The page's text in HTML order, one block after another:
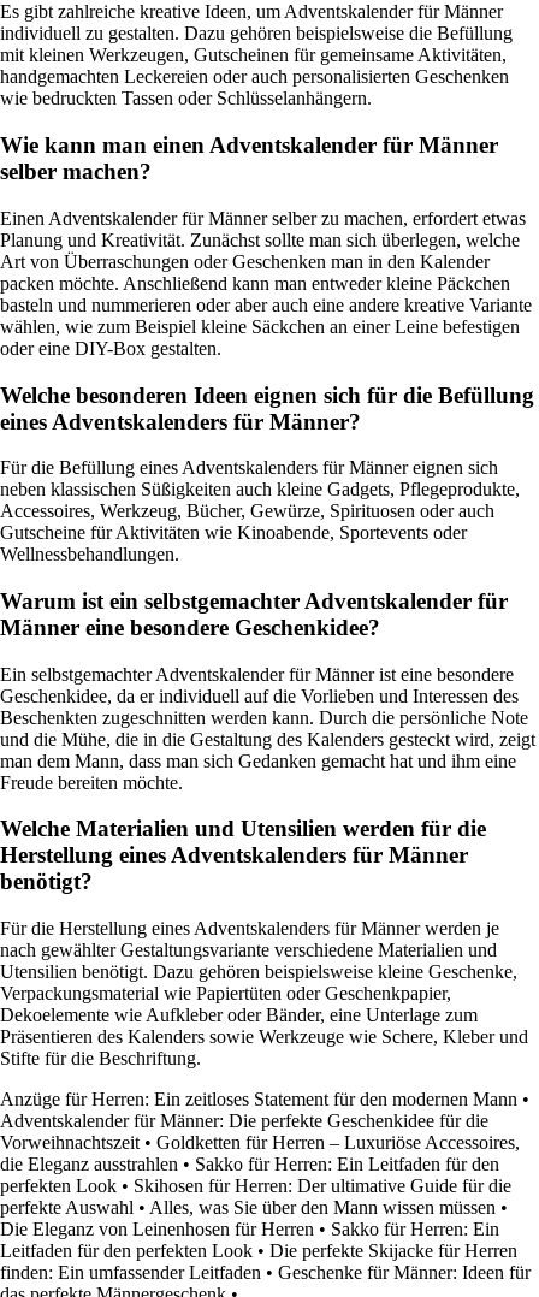
Es gibt zahlreiche kreative Ideen, um Adventskalender für Männer
individuell zu gestalten. Dazu gehören beispielsweise die Befüllung
mit kleinen Werkzeugen, Gutscheinen für gemeinsame Aktivitäten,
handgemachten Leckereien oder auch personalisierten Geschenken
wie bedruckten Tassen oder Schlüsselanhängern.
Wie kann man einen Adventskalender für Männer
selber machen?
Einen Adventskalender für Männer selber zu machen, erfordert etwas
Planung und Kreativität. Zunächst sollte man sich überlegen, welche
Art von Überraschungen oder Geschenken man in den Kalender
packen möchte. Anschließend kann man entweder kleine Päckchen
basteln und nummerieren oder aber auch eine andere kreative Variante
wählen, wie zum Beispiel kleine Säckchen an einer Leine befestigen
oder eine DIY-Box gestalten.
Welche besonderen Ideen eignen sich für die Befüllung
eines Adventskalenders für Männer?
Für die Befüllung eines Adventskalenders für Männer eignen sich
neben klassischen Süßigkeiten auch kleine Gadgets, Pflegeprodukte,
Accessoires, Werkzeug, Bücher, Gewürze, Spirituosen oder auch
Gutscheine für Aktivitäten wie Kinoabende, Sportevents oder
Wellnessbehandlungen.
Warum ist ein selbstgemachter Adventskalender für
Männer eine besondere Geschenkidee?
Ein selbstgemachter Adventskalender für Männer ist eine besondere
Geschenkidee, da er individuell auf die Vorlieben und Interessen des
Beschenkten zugeschnitten werden kann. Durch die persönliche Note
und die Mühe, die in die Gestaltung des Kalenders gesteckt wird, zeigt
man dem Mann, dass man sich Gedanken gemacht hat und ihm eine
Freude bereiten möchte.
Welche Materialien und Utensilien werden für die
Herstellung eines Adventskalenders für Männer
benötigt?
Für die Herstellung eines Adventskalenders für Männer werden je
nach gewählter Gestaltungsvariante verschiedene Materialien und
Utensilien benötigt. Dazu gehören beispielsweise kleine Geschenke,
Verpackungsmaterial wie Papiertüten oder Geschenkpapier,
Dekoelemente wie Aufkleber oder Bänder, eine Unterlage zum
Präsentieren des Kalenders sowie Werkzeuge wie Schere, Kleber und
Stifte für die Beschriftung.
Anzüge für Herren: Ein zeitloses Statement für den modernen Mann •
Adventskalender für Männer: Die perfekte Geschenkidee für die
Vorweihnachtszeit • Goldketten für Herren – Luxuriöse Accessoires,
die Eleganz ausstrahlen • Sakko für Herren: Ein Leitfaden für den
perfekten Look • Skihosen für Herren: Der ultimative Guide für die
perfekte Auswahl • Alles, was Sie über den Mann wissen müssen •
Die Eleganz von Leinenhosen für Herren • Sakko für Herren: Ein
Leitfaden für den perfekten Look • Die perfekte Skijacke für Herren
finden: Ein umfassender Leitfaden • Geschenke für Männer: Ideen für